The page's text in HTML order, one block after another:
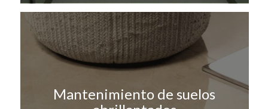
Mantenimiento de suelos